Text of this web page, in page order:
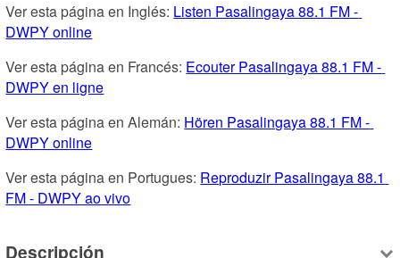
Ver esta página en Inglés: Listen Pasalingaya 88.1 FM -
DWPY online
Ver esta página en Francés: Ecouter Pasalingaya 88.1 FM -
DWPY en ligne
Ver esta página en Alemán: Hören Pasalingaya 88.1 FM -
DWPY online
Ver esta página en Portugues: Reproduzir Pasalingaya 88.1
FM - DWPY ao vivo
Descripción